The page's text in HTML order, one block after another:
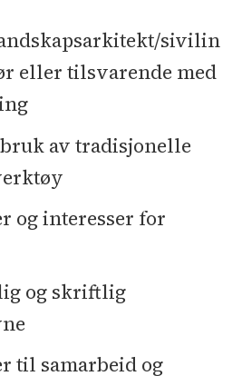
sivilin
eller tilsvarende med
av tradisjonelle
og interesser for
og skriftlig
til samarbeid og